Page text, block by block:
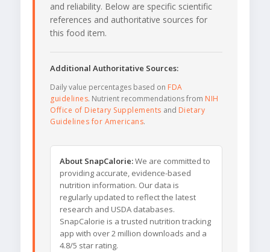
and reliability. Below are specific scientific
references and authoritative sources for
this food item.
Additional Authoritative Sources:
Daily value percentages based on FDA
guidelines. Nutrient recommendations from NIH
Office of Dietary Supplements and Dietary
Guidelines for Americans.
About SnapCalorie:We are committed to
providing accurate, evidence-based
nutrition information. Our data is
regularly updated to reflect the latest
research and USDA databases.
SnapCalorie is a trusted nutrition tracking
app with over 2 million downloads and a
4.8/5 star rating.